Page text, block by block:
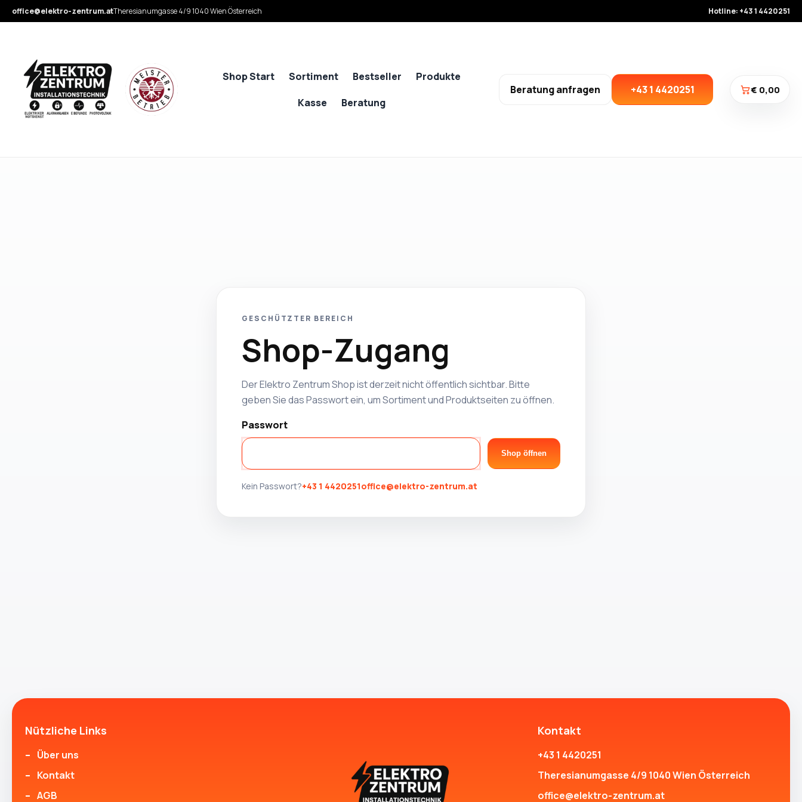
office@elektro-zentrum.atTheresianumgasse 4/9 1040 Wien Österreich Hotline: +43 1 4420251
€ 0,00
Shop Start Sortiment Bestseller
Produkte
Kasse
Beratung
Beratung anfragen +43 1 4420251
GESCHÜTZTER BEREICH
Shop-Zugang
Der Elektro Zentrum Shop ist derzeit nicht öffentlich sichtbar. Bitte
geben Sie das Passwort ein, um Sortiment und Produktseiten zu öffnen.
Passwort
Shop öffnen
Kein Passwort?+43 1 4420251office@elektro-zentrum.at
Nützliche Links
Über uns
Kontakt
AGB
Kontakt
+43 1 4420251
Theresianumgasse 4/9 1040 Wien Österreich
office@elektro-zentrum.at